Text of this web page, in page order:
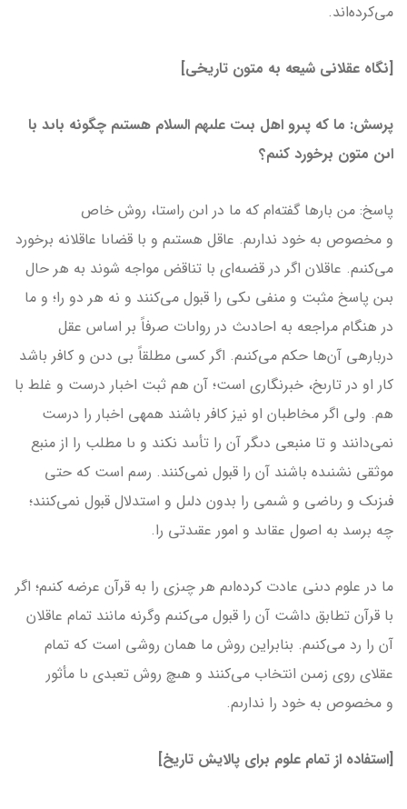
مى‌كرده‌اند.
[نگاه عقلانی شیعه به متون تاریخی]
پرسش: ما كه پىرو اهل بىت علىهم السلام هستىم چگونه باىد با
اىن متون برخورد كنىم؟
پاسخ: من بارها گفته‌ام كه ما در اىن راستا، روش خاص
و مخصوص به خود ندارىم. عاقل هستىم و با قضاىا عاقلانه برخورد
مى‌كنىم. عاقلان اگر در قضىه‌اى با تناقض مواجه شوند به هر حال
بىن پاسخ مثبت و منفى ىكى را قبول مى‌كنند و نه هر دو را؛ و ما
در هنگام مراجعه به احادىث در رواىات صرفاً بر اساس عقل
درباره­ى آن‌ها حكم مى‌كنىم. اگر كسى مطلقاً بى دىن و كافر باشد
كار او در تارىخ، خبرنگارى است؛ آن هم ثبت اخبار درست و غلط با
هم. ولى اگر مخاطبان او نیز كافر باشند همه­ى اخبار را درست
نمى‌دانند و تا منبعى دىگر آن را تأىىد نكند و ىا مطلب را از منبع
موثقى نشنىده باشند آن را قبول نمى‌كنند. رسم است که حتى
فىزىک و رىاضى و شىمى را بدون دلىل و استدلال قبول نمى‌كنند؛
چه برسد به اصول عقاىد و امور عقىدتى را.
ما در علوم دىنى عادت كرده‌اىم هر چىزى را به قرآن عرضه كنىم؛ اگر
با قرآن تطابق داشت آن را قبول مى‌كنىم وگرنه مانند تمام عاقلان
آن را رد مى‌كنىم. بنابراین روش ما همان روشى است كه تمام
عقلاى روى زمىن انتخاب مى‌كنند و هىچ روش تعبدى ىا مأثور
و مخصوص به خود را ندارىم.
[استفاده از تمام علوم برای پالایش تاریخ]